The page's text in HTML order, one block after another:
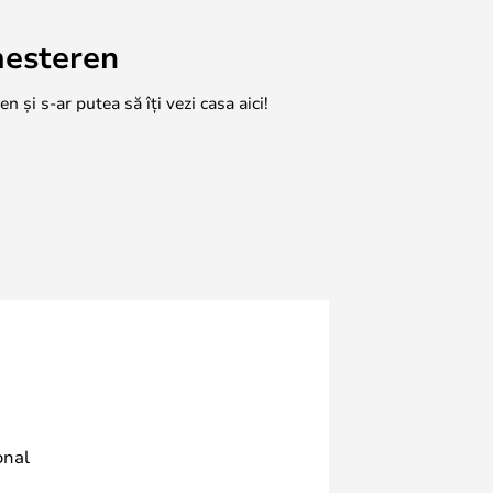
și s-ar putea să îți vezi casa aici!